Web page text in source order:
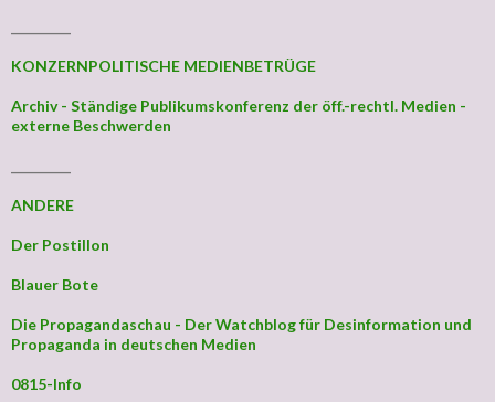
KONZERNPOLITISCHE MEDIENBETRÜGE
Archiv - Ständige Publikumskonferenz der öff.-rechtl. Medien -
externe Beschwerden
ANDERE
Der Postillon
Blauer Bote
Die Propagandaschau - Der Watchblog für Desinformation und
Propaganda in deutschen Medien
0815-Info